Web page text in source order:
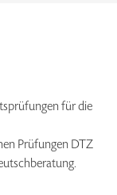
für die
Prüfungen DTZ